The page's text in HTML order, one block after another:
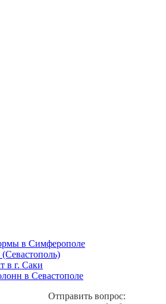
в Симферополе
в г. Саки
в Севастополе
Отправить вопрос: